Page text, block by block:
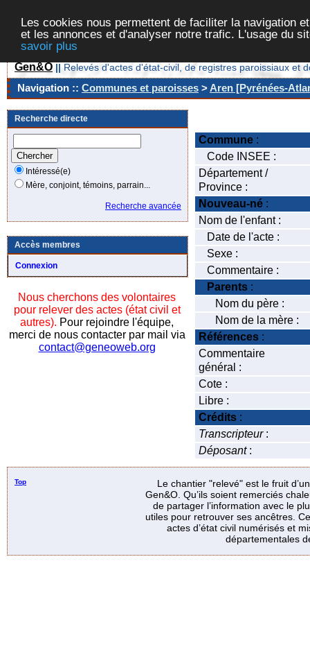
Les cookies nous permettent de faciliter la navigation
et les annonces et d'analyser notre trafic. L'usage du
savoir plus
Gen&O || Relevés d'actes d'état-civil, de registres paroissiaux et
Navigation :: Communes et paroisses >Aren [Pyrénées-
Recherche directe
Intéressé(e)
Mère, conjoint, témoins, parrain...
Recherche avancée
Accès membres
Connexion
Nous cherchons des volontaires
pour relever des actes (état civil et
autres). Pour rejoindre l'équipe,
merci de nous contacter par mail via
contact@geneoweb.org
Commune :
Code INSEE :
Département /
Province :
Nouveau-né :
Nom de l'enfant :
Date de l'acte :
Sexe :
Commentaire :
Parents :
Nom du père :
Nom de la mère :
Références :
Commentaire
général :
Cote :
Libre :
Crédits :
Transcripteur:
Déposant:
Top
Le chantier "relevé" est le fruit
Gen&O. Qu’ils soient remerciés
de partager l’information avec le
utiles pour retrouver ses ancêtres.
actes d’état civil numérisés et
départementales